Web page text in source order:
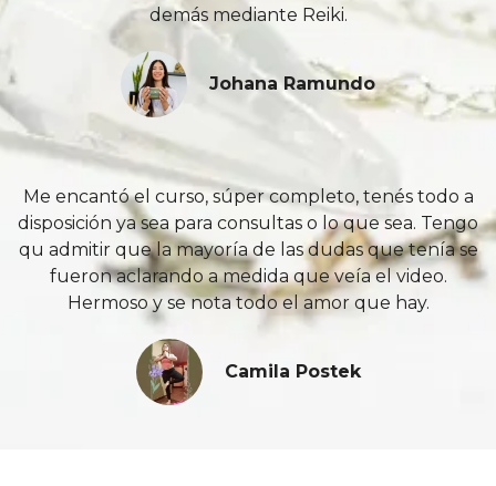
demás mediante Reiki.
Johana Ramundo
Me encantó el curso, súper completo, tenés todo a
disposición ya sea para consultas o lo que sea. Tengo
qu admitir que la mayoría de las dudas que tenía se
fueron aclarando a medida que veía el video.
Hermoso y se nota todo el amor que hay.
Camila Postek